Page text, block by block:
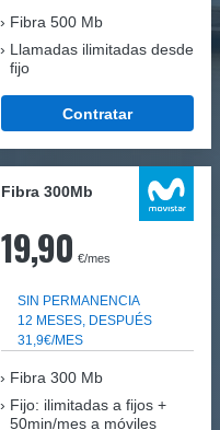
Fibra 500 Mb
Llamadas ilimitadas desde
fijo
Contratar
Fibra 300Mb
19,90 €/mes
SIN PERMANENCIA
12 MESES, DESPUÉS
31,9€/MES
Fibra 300 Mb
Fijo: ilimitadas a fijos +
50min/mes a móviles